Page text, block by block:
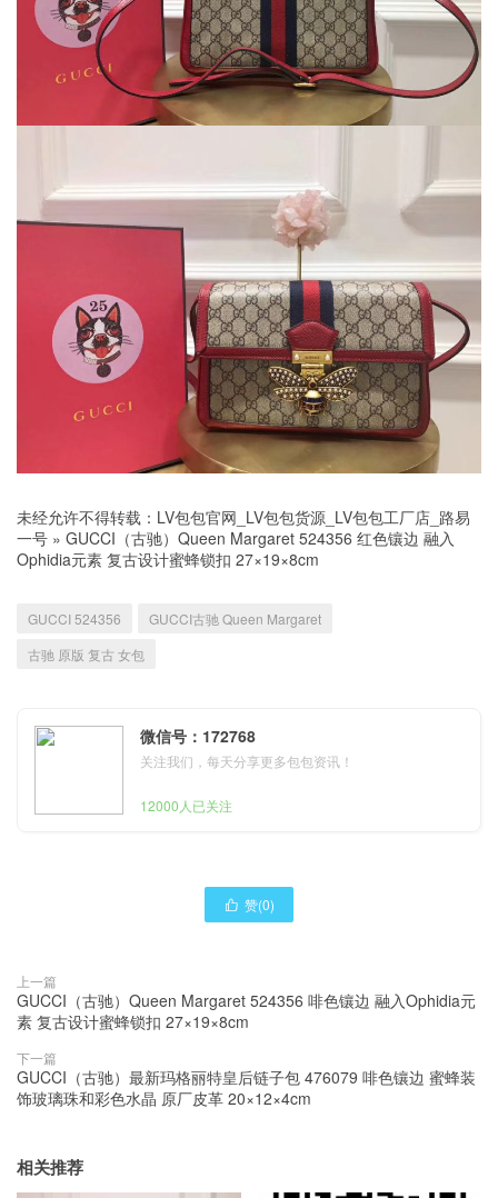
未经允许不得转载： LV包包官网_LV包包货源_LV包包工厂店_路易
一号 » GUCCI（古驰）Queen Margaret 524356 红色镶边 融入
Ophidia元素 复古设计蜜蜂锁扣 27×19×8cm
GUCCI 524356
GUCCI古驰 Queen Margaret
古驰 原版 复古 女包
微信号：172768
关注我们，每天分享更多包包资讯！
12000人已关注
 赞(0)
上一篇
GUCCI（古驰）Queen Margaret 524356 啡色镶边 融入Ophidia元
素 复古设计蜜蜂锁扣 27×19×8cm
下一篇
GUCCI（古驰）最新玛格丽特皇后链子包 476079 啡色镶边 蜜蜂装
饰玻璃珠和彩色水晶 原厂皮革 20×12×4cm
相关推荐